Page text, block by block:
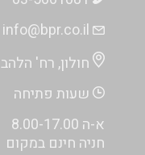
חולון, רח' הלהב 17, קומה ב' יחידה C-07
שעות פתיחה
א-ה 8.00-17.00
חניה חינם במקום